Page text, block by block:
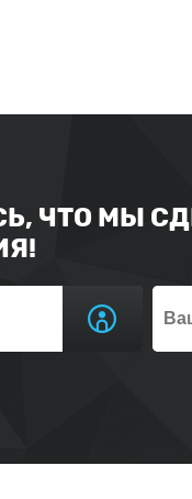
ЧТО МЫ